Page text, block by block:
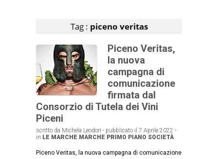
Tag : piceno veritas
Piceno Veritas,
la nuova
campagna di
comunicazione
firmata dal
Consorzio di Tutela dei Vini
Piceni
scritto da Michela Leodori - pubblicato il 7 Aprile 2022 -
in LE MARCHE MARCHE PRIMO PIANO SOCIETÀ
Piceno Veritas, la nuova campagna di comunicazione